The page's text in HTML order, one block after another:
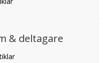
& deltagare